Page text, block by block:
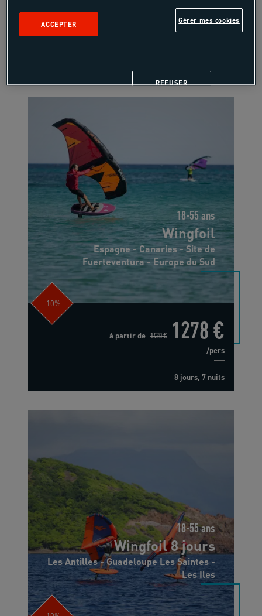
1110 €
18-55 ans
Wingfoil
Espagne - Canaries - Site de
Fuerteventura - Europe du Sud
-10%
à partir de 1420 € 1278 €
/pers
8 jours, 7 nuits
18-55 ans
Wingfoil 8 jours
Les Antilles - Guadeloupe Les Saintes -
Les Iles
Gérer mes cookies
REFUSER
ACCEPTER